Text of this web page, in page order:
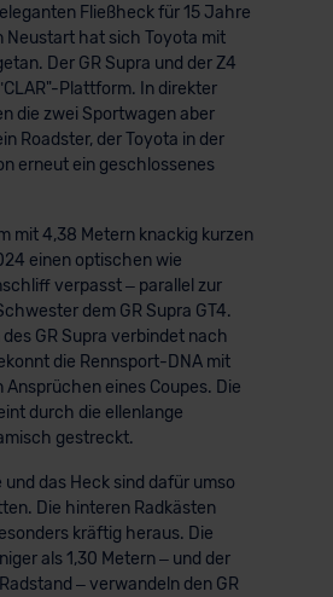
Fließheck für 15 Jahre
Neustart hat sich Toyota mit
Der GR Supra und der Z4
Plattform. In direkter
die zwei Sportwagen aber
Roadster, der Toyota in der
erneut ein geschlossenes
mit 4,38 Metern knackig kurzen
einen optischen wie
verpasst – parallel zur
dem GR Supra GT4.
GR Supra verbindet nach
die Rennsport-DNA mit
eines Coupes. Die
durch die ellenlange
gestreckt.
und das Heck sind dafür umso
Die hinteren Radkästen
kräftig heraus. Die
als 1,30 Metern – und der
– verwandeln den GR